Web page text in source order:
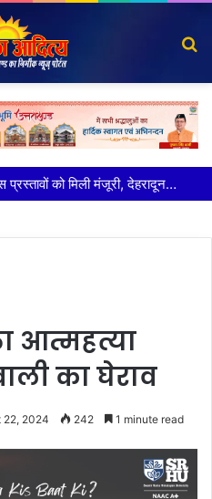
मुख्य सचिव ने अंडरग्राउंड विद्युत लाइन परियोजना का प्रस्ताव तैयार करने के दिये निर्देश
आत्महत्या
का घेराव
22, 2024 242 1 minute read